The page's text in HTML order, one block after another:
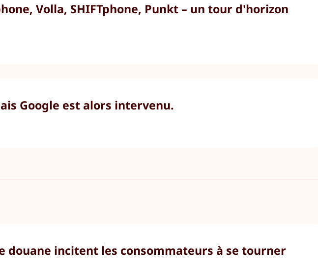
Volla, SHIFTphone, Punkt – un tour d'horizon
Google est alors intervenu.
douane incitent les consommateurs à se tourner